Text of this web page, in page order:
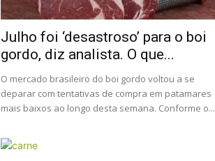
Julho foi ‘desastroso’ para o boi
gordo, diz analista. O que...
O mercado brasileiro do boi gordo voltou a se
deparar com tentativas de compra em patamares
mais baixos ao longo desta semana. Conforme o...